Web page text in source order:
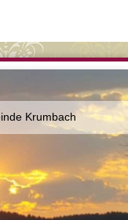
Krumbach